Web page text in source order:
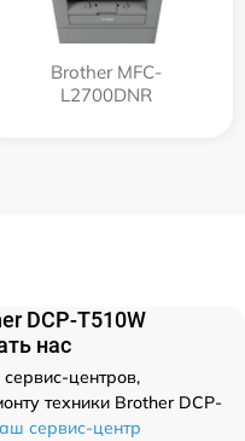
Brother MFC-
L2700DNR
DCP-T510W
нас
центров,
техники Brother DCP-
сервис-центр